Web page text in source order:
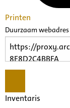
Printen
Duurzaam webadres
Inventaris